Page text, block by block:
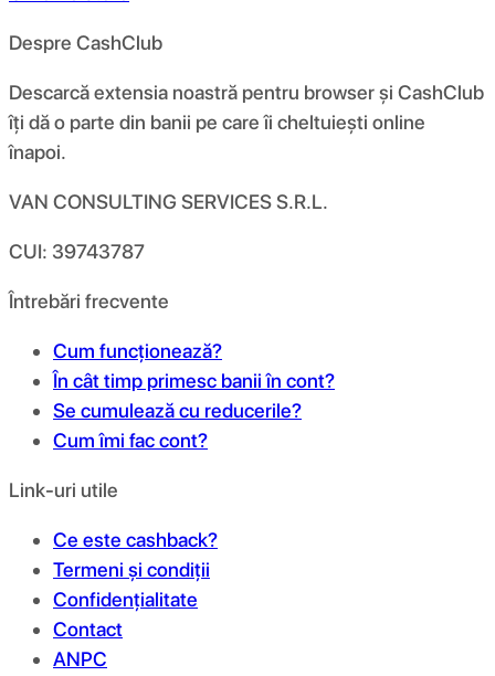
Despre CashClub
Descarcă extensia noastră pentru browser și CashClub
îți dă o parte din banii pe care îi cheltuiești online
înapoi.
VAN CONSULTING SERVICES S.R.L.
CUI: 39743787
Întrebări frecvente
Cum funcționează?
În cât timp primesc banii în cont?
Se cumulează cu reducerile?
Cum îmi fac cont?
Link-uri utile
Ce este cashback?
Termeni și condiții
Confidențialitate
Contact
ANPC